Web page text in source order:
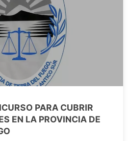
PARA CUBRIR
EN LA PROVINCIA DE